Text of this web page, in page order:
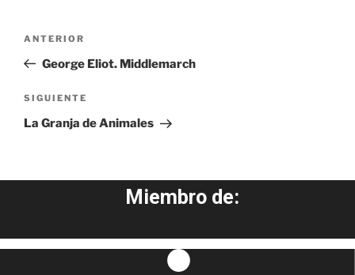
entradas
Entrada
anterior:
ANTERIOR
George Eliot. Middlemarch
Siguiente
entrada
SIGUIENTE
La Granja de Animales
Miembro de: